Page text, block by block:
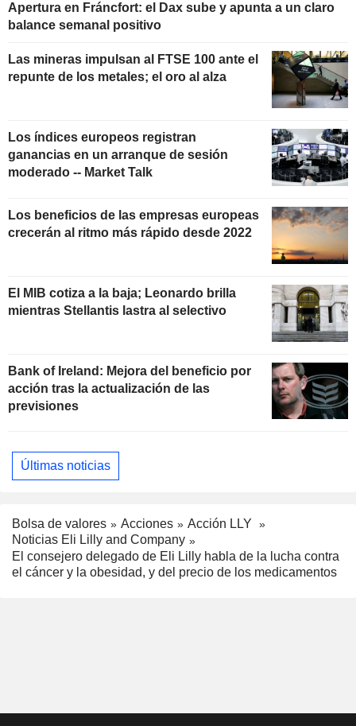
Apertura en Fráncfort: el Dax sube y apunta a un claro
balance semanal positivo
Las mineras impulsan al FTSE 100 ante el
repunte de los metales; el oro al alza
Los índices europeos registran
ganancias en un arranque de sesión
moderado -- Market Talk
Los beneficios de las empresas europeas
crecerán al ritmo más rápido desde 2022
El MIB cotiza a la baja; Leonardo brilla
mientras Stellantis lastra al selectivo
Bank of Ireland: Mejora del beneficio por
acción tras la actualización de las
previsiones
Últimas noticias
Bolsa de valores Acciones
Acción LLY
Noticias Eli Lilly and Company
El consejero delegado de Eli Lilly habla de la lucha contra
el cáncer y la obesidad, y del precio de los medicamentos